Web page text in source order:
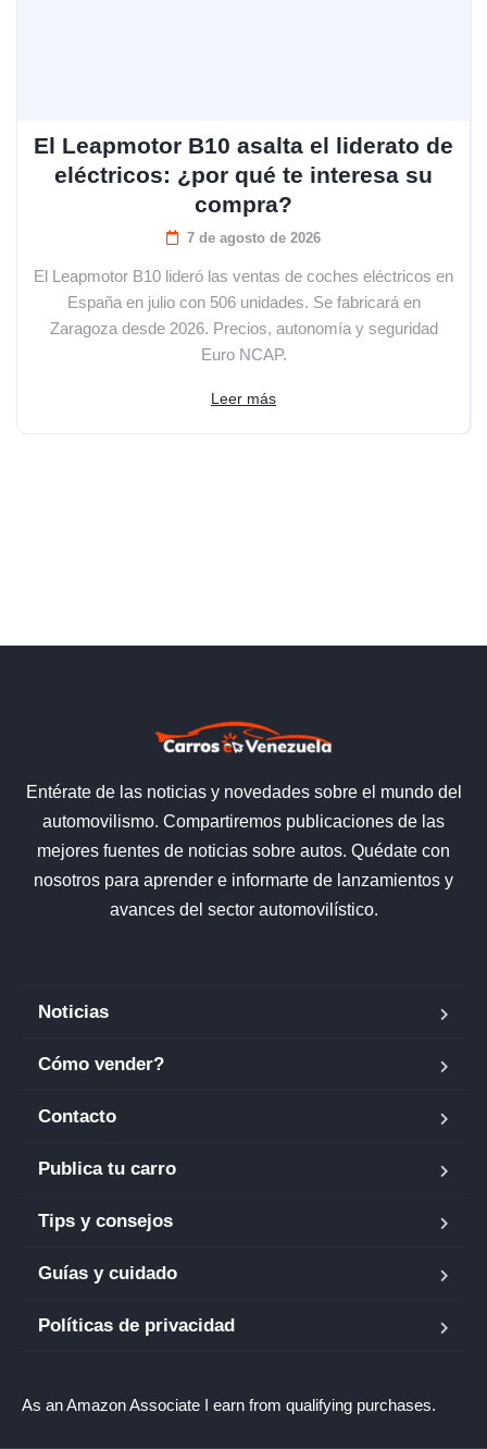
El Leapmotor B10 asalta el liderato de
eléctricos: ¿por qué te interesa su
compra?
7 de agosto de 2026
El Leapmotor B10 lideró las ventas de coches eléctricos en
España en julio con 506 unidades. Se fabricará en
Zaragoza desde 2026. Precios, autonomía y seguridad
Euro NCAP.
Leer más
Entérate de las noticias y novedades sobre el mundo del
automovilismo. Compartiremos publicaciones de las
mejores fuentes de noticias sobre autos. Quédate con
nosotros para aprender e informarte de lanzamientos y
avances del sector automovilístico.
Noticias
Cómo vender?
Contacto
Publica tu carro
Tips y consejos
Guías y cuidado
Políticas de privacidad
As an Amazon Associate I earn from qualifying purchases.